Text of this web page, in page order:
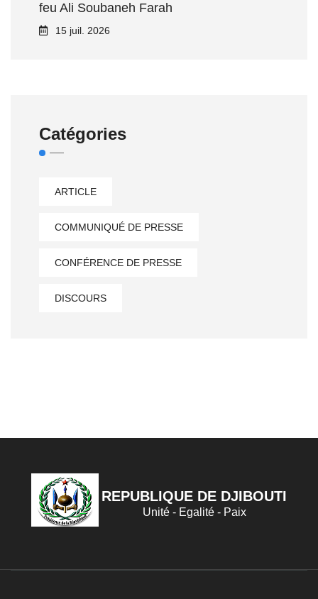
feu Ali Soubaneh Farah
15 juil. 2026
Catégories
ARTICLE
COMMUNIQUÉ DE PRESSE
CONFÉRENCE DE PRESSE
DISCOURS
REPUBLIQUE DE DJIBOUTI
Unité - Egalité - Paix